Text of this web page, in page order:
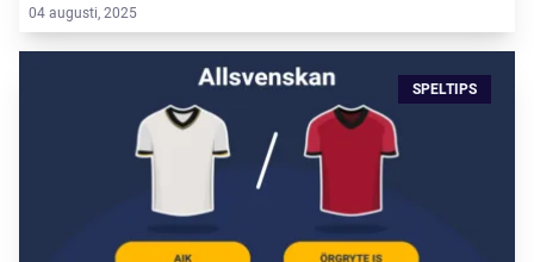
04 augusti, 2025
SPELTIPS